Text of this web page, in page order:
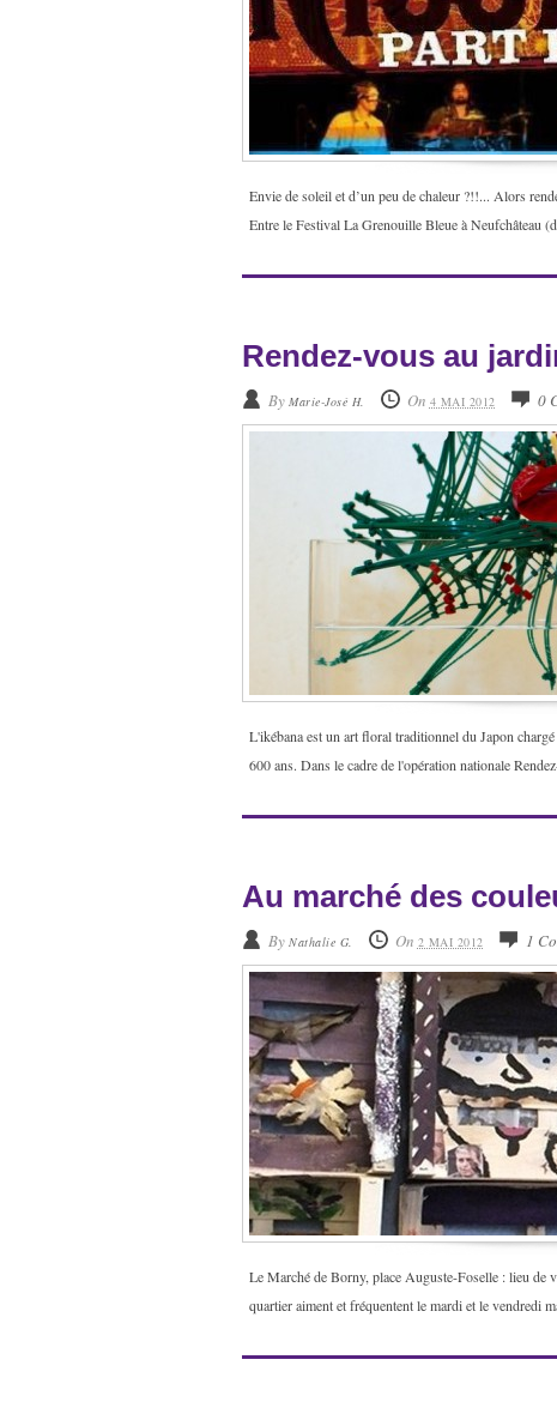
Envie de soleil et d’un peu de chaleur ?!!... Alors
Entre le Festival La Grenouille Bleue à Neufchâteau
Rendez-vous au
By Marie-José H. On 4 MAI 2012 0
L'ikébana est un art floral traditionnel du Japon
600 ans. Dans le cadre de l'opération nationale
Au marché des
By Nathalie G. On 2 MAI 2012 1
Le Marché de Borny, place Auguste-Foselle : lieu de
quartier aiment et fréquentent le mardi et le vendredi